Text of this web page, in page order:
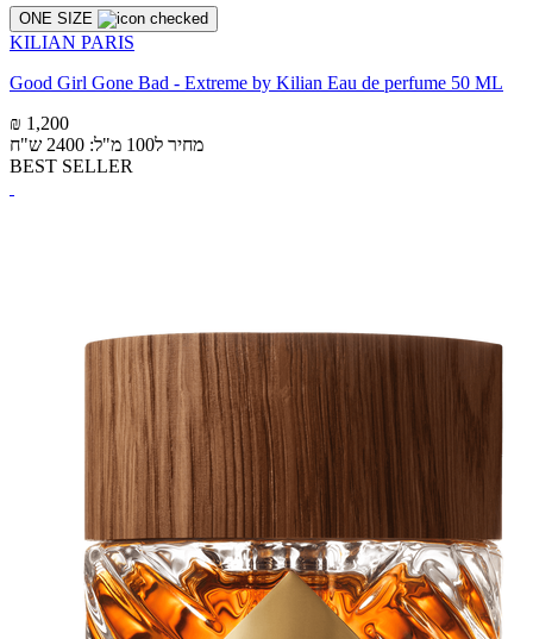
ONE SIZE
KILIAN PARIS
Good Girl Gone Bad - Extreme by Kilian Eau de perfume 50 ML
₪ 1,200
מחיר ל100 מ"ל: 2400 ש"ח
BEST SELLER